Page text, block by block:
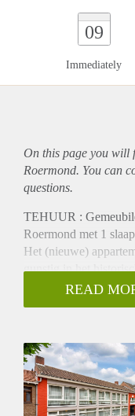
09
Immediately
On this page you will
Roermond. You can
questions.
TEHUUR :
Roermond met 1
Het (nieuwe)
gunstig in het
loopafstand van het
het Munsterplein met
met een gezellig
het heerlijk toeven is.
Indeling :
Eerste verdieping :
READ